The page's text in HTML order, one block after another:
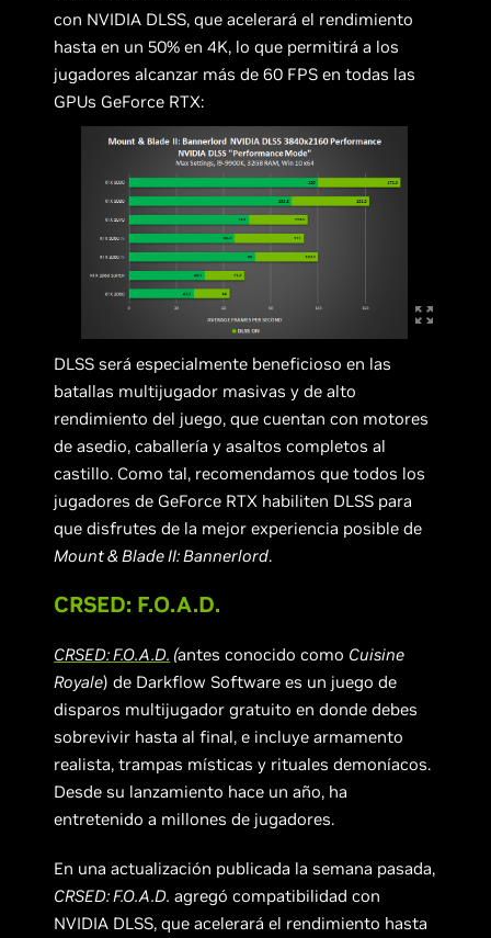
con NVIDIA DLSS, que acelerará el rendimiento
hasta en un 50% en 4K, lo que permitirá a los
jugadores alcanzar más de 60 FPS en todas las
GPUs GeForce RTX:
DLSS será especialmente beneficioso en las
batallas multijugador masivas y de alto
rendimiento del juego, que cuentan con motores
de asedio, caballería y asaltos completos al
castillo. Como tal, recomendamos que todos los
jugadores de GeForce RTX habiliten DLSS para
que disfrutes de la mejor experiencia posible de
Mount & Blade II: Bannerlord.
CRSED: F.O.A.D.
CRSED: F.O.A.D. (antes conocido como Cuisine
Royale) de Darkflow Software es un juego de
disparos multijugador gratuito en donde debes
sobrevivir hasta al final, e incluye armamento
realista, trampas místicas y rituales demoníacos.
Desde su lanzamiento hace un año, ha
entretenido a millones de jugadores.
En una actualización publicada la semana pasada,
CRSED: F.O.A.D. agregó compatibilidad con
NVIDIA DLSS, que acelerará el rendimiento hasta